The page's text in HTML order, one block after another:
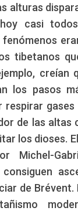
alturas
casi
tibetanos
creían
los pasos
respirar gases
de las altas
los dioses.
Michel-
consiguen
de Brévent.